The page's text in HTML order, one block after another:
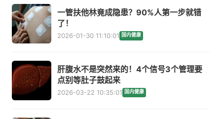
一管扶他林竟成隐患？90%人第一步就错
了！
2026-01-30 11:10:01 国内健康
肝腹水不是突然来的！4个信号3个管理要
点别等肚子鼓起来
2026-03-22 10:35:01 国内健康